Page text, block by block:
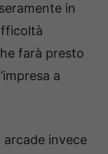
in
farà presto
a
arcade invece